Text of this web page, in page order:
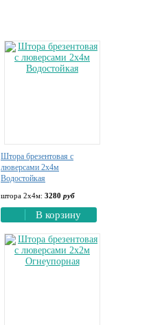
Штора брезентовая с
люверсами 2х4м
Водостойкая
штора 2х4м: 3280 руб
В корзину